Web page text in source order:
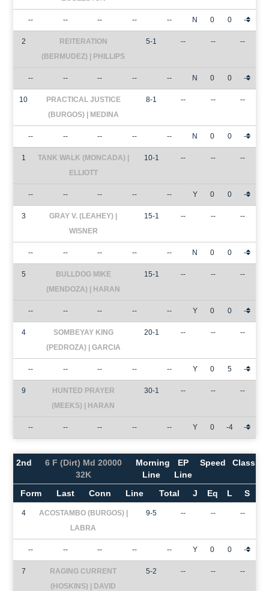
-- -- -- -- -- N 0 0 -
2
REITERATION
(BERMUDEZ) | PHILLIPS
5-1 -- -- --
-- -- -- -- -- N 0 0 -
10
PRACTICAL JUSTICE
(BURGOS) | MEDINA
8-1 -- -- --
-- -- -- -- -- N 0 0 -
1
TANK WALK (MONCADA) |
ELLIOTT
10-1 -- -- --
-- -- -- -- -- Y 0 0 -
3
GRAY V. (LEAHEY) |
WISNER
15-1 -- -- --
-- -- -- -- -- N 0 0 -
5
BULLDOG MIKE
(MENDOZA) | HARAN
15-1 -- -- --
-- -- -- -- -- Y 0 0 -
4
SOMBEYAY KING
(PEDROZA) | GARCIA
20-1 -- -- --
-- -- -- -- -- Y 0 5 -
9
HUNTED PRAYER
(MEEKS) | HARAN
30-1 -- -- --
-- -- -- -- -- Y 0 -4 -
2nd
6 F (Dirt) Md 20000
32K
Morning
Line
EP
Line
Speed Class
Form Last Conn Line Total J Eq L S
4
ACOSTAMBO (BURGOS) |
LABRA
9-5 -- -- --
-- -- -- -- -- Y 0 0 -
7
RAGING CURRENT
(HOSKINS) | DAVID
5-2 -- -- --